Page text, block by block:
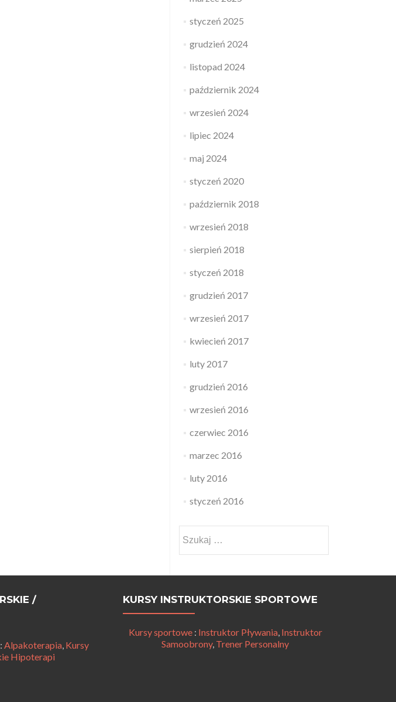
styczeń 2025
grudzień 2024
listopad 2024
październik 2024
wrzesień 2024
lipiec 2024
maj 2024
styczeń 2020
październik 2018
wrzesień 2018
sierpień 2018
styczeń 2018
grudzień 2017
wrzesień 2017
kwiecień 2017
luty 2017
grudzień 2016
wrzesień 2016
czerwiec 2016
marzec 2016
luty 2016
styczeń 2016
/
: Alpakoterapia, Kursy
Hipoterapi
KURSY INSTRUKTORSKIE SPORTOWE
Kursy sportowe: Instruktor Pływania, Instruktor
Samoobrony, Trener Personalny